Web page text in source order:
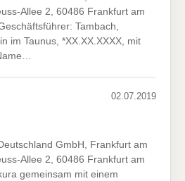
Allee 2, 60486 Frankfurt am
Tambach,
im Taunus, *XX.XX.XXXX, mit
02.07.2019
GmbH, Frankfurt am
Allee 2, 60486 Frankfurt am
gemeinsam mit einem